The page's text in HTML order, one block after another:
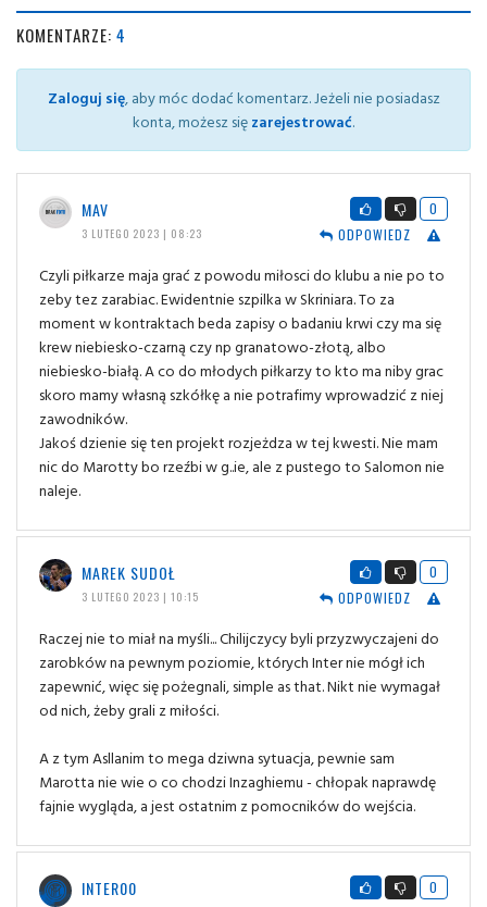
KOMENTARZE: 4
Zaloguj się, aby móc dodać komentarz. Jeżeli nie posiadasz
konta, możesz sięzarejestrować.
MAV
3 LUTEGO 2023 | 08:23
0
ODPOWIEDZ
Czyli piłkarze maja grać z powodu miłosci do klubu a nie po to
zeby tez zarabiac. Ewidentnie szpilka w Skriniara. To za
moment w kontraktach beda zapisy o badaniu krwi czy ma się
krew niebiesko-czarną czy np granatowo-złotą, albo
niebiesko-białą. A co do młodych piłkarzy to kto ma niby grac
skoro mamy własną szkółkę a nie potrafimy wprowadzić z niej
zawodników.
Jakoś dzienie się ten projekt rozjeżdza w tej kwesti. Nie mam
nic do Marotty bo rzeźbi w g..ie, ale z pustego to Salomon nie
naleje.
MAREK SUDOŁ
3 LUTEGO 2023 | 10:15
0
ODPOWIEDZ
Raczej nie to miał na myśli... Chilijczycy byli przyzwyczajeni do
zarobków na pewnym poziomie, których Inter nie mógł ich
zapewnić, więc się pożegnali, simple as that. Nikt nie wymagał
od nich, żeby grali z miłości.
A z tym Asllanim to mega dziwna sytuacja, pewnie sam
Marotta nie wie o co chodzi Inzaghiemu - chłopak naprawdę
fajnie wygląda, a jest ostatnim z pomocników do wejścia.
INTER00
0